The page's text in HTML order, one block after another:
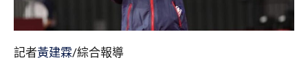
記者黃建霖/綜合報導